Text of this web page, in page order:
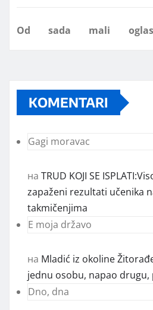
KOMENTARI
Gagi moravac
на TRUD KOJI SE
zapaženi rezultati učenika
takmičenjima
E moja državo
на Mladić iz okoline
jednu osobu, napao drugu,
Dno, dna